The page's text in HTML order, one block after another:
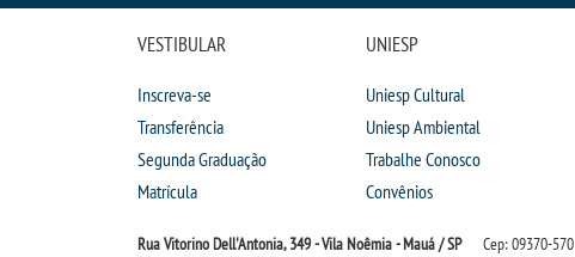
VESTIBULAR
Inscreva-se
Transferência
Segunda Graduação
Matrícula
UNIESP
Uniesp Cultural
Uniesp Ambiental
Trabalhe Conosco
Convênios
Rua Vitorino Dell'Antonia, 349 - Vila Noêmia - Mauá / SP Cep: 09370-570